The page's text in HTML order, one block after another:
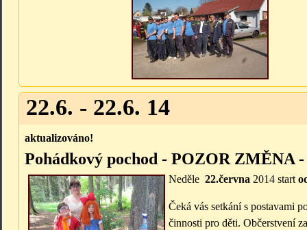
22.6. - 22.6. 14
aktualizováno!
Pohádkový pochod - POZOR ZMĚNA
Neděle 22.června 2014 start
Čeká vás setkání s postavami
činnosti pro děti. Občerstvení